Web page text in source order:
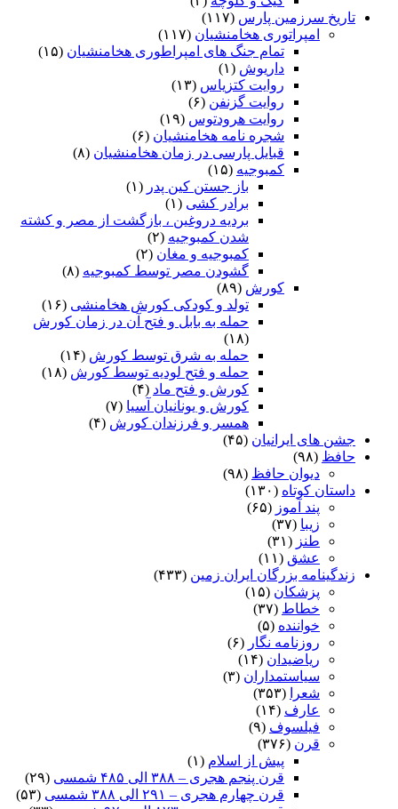
تاریخ سرزمین پارس (۱۱۷)
امپراتوری هخامنشیان (۱۱۷)
تمام جنگ های امپراطوری هخامنشیان (۱۵)
داریوش (۱)
روایت کتزیاس (۱۳)
روایت گزنفن (۶)
روایت هرودتوس (۱۹)
شجره نامه هخامنشیان (۶)
قبایل پارسی در زمان هخامنشیان (۸)
کمبوجیه (۱۵)
باز جستن کین پدر (۱)
برادر کشی (۱)
بردیه دروغین ، بازگشت از مصر و کشته
شدن کمبوجیه (۲)
کمبوجیه و مغان (۲)
گشودن مصر توسط کمبوجیه (۸)
کورش (۸۹)
تولد و کودکی کورش هخامنشی (۱۶)
حمله به بابل و فتح آن در زمان کورش
(۱۸)
حمله به شرق توسط کورش (۱۴)
حمله و فتح لودیه توسط کورش (۱۸)
کورش و فتح ماد (۴)
کورش و یونانیان آسیا (۷)
همسر و فرزندان کورش (۴)
جشن های ایرانیان (۴۵)
حافظ (۹۸)
دیوان حافظ (۹۸)
داستان کوتاه (۱۳۰)
پند آموز (۶۵)
زیبا (۳۷)
طنز (۳۱)
عشق (۱۱)
زندگینامه بزرگان ایران زمین (۴۳۳)
پزشکان (۱۵)
خطاط (۳۷)
خواننده (۵)
روزنامه نگار (۶)
ریاضیدان (۱۴)
سیاستمداران (۳)
شعرا
(۳۵۳)
عارف (۱۴)
فیلسوف (۹)
قرن (۳۷۶)
پیش از اسلام (۱)
قرن پنجم هجری – ۳۸۸ الی ۴۸۵ شمسی
(۲۹)
قرن چهارم هجری – ۲۹۱ الی ۳۸۸ شمسی
(۵۳)